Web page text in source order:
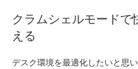
クラムシェルモードで
える
デスク環境を最適化したいと思